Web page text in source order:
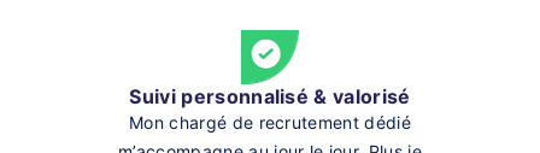
Suivi personnalisé & valorisé
Mon chargé de recrutement dédié